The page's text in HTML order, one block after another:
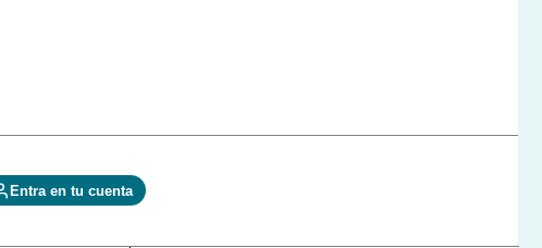
Entra en tu cuenta